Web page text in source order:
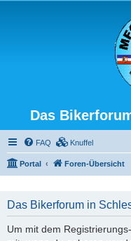
Das
FAQ Knuffel
Portal Foren-Übersicht
Das Bikerforum in
Um mit dem